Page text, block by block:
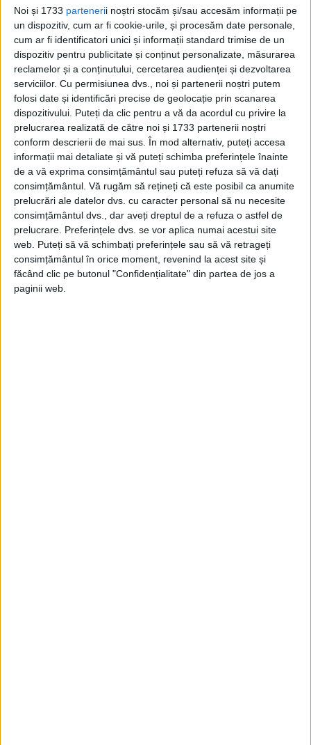
Noi și 1733 partenerii noștri stocăm și/sau accesăm informații pe
un dispozitiv, cum ar fi cookie-urile, și procesăm date personale,
cum ar fi identificatori unici și informații standard trimise de un
dispozitiv pentru publicitate și conținut personalizate, măsurarea
reclamelor și a conținutului, cercetarea audienței și dezvoltarea
serviciilor. Cu permisiunea dvs., noi și partenerii noștri putem
folosi date și identificări precise de geolocație prin scanarea
dispozitivului. Puteți da clic pentru a vă da acordul cu privire la
prelucrarea realizată de către noi și 1733 partenerii noștri
conform descrierii de mai sus. În mod alternativ, puteți accesa
informații mai detaliate și vă puteți schimba preferințele înainte
de a vă exprima consimțământul sau puteți refuza să vă dați
consimțământul. Vă rugăm să rețineți că este posibil ca anumite
prelucrări ale datelor dvs. cu caracter personal să nu necesite
consimțământul dvs., dar aveți dreptul de a refuza o astfel de
prelucrare. Preferințele dvs. se vor aplica numai acestui site
web. Puteți să vă schimbați preferințele sau să vă retrageți
consimțământul în orice moment, revenind la acest site și
făcând clic pe butonul "Confidențialitate" din partea de jos a
paginii web.
termina filmările şi că „a vomitat între
scene”.
Totodată, Benedict Cumberbatch a mai
spus că rolul jucat în acel film în regia lui
Kevin Macdonald l-a ajutat să afle mai
multe informaţii despre Guantanamo Bay,
o închisoare militară americană situată în
apropiere de Cuba, care a fost creată după
atacurile teroriste de la 11 septembrie
2001 pentru a găzdui deţinuţi suspecţi de
terorism.